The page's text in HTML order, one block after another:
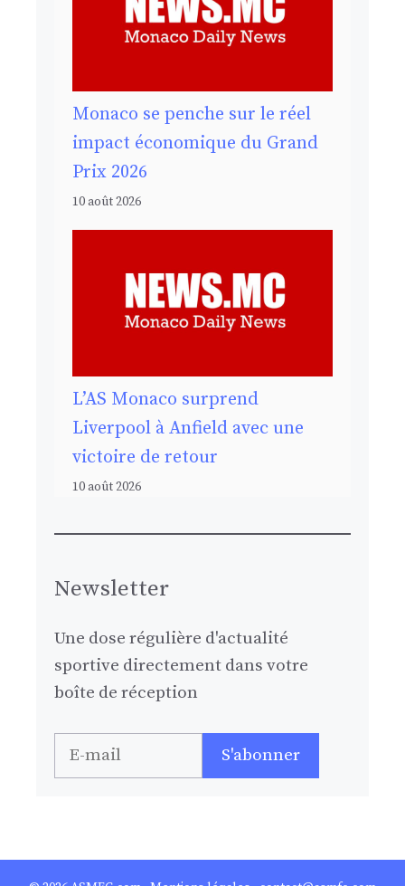
Monaco se penche sur le réel
impact économique du Grand
Prix 2026
10 août 2026
L’AS Monaco surprend
Liverpool à Anfield avec une
victoire de retour
10 août 2026
Newsletter
Une dose régulière d'actualité
sportive directement dans votre
boîte de réception